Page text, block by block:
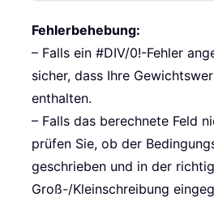
Fehlerbehebung:
– Falls ein #DIV/0!-Fehler
sicher, dass Ihre
enthalten.
– Falls das berechnete Feld
prüfen Sie, ob der
geschrieben und in der
Groß-/Kleinschreibung